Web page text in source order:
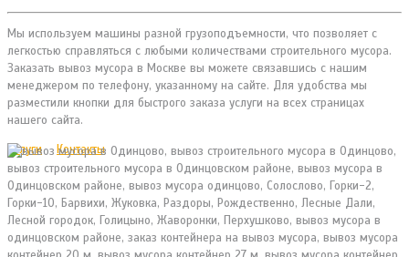
Мы используем машины разной грузоподъемности, что позволяет с
легкостью справляться с любыми количествами строительного мусора.
Заказать вывоз мусора в Москве вы можете связавшись с нашим
менеджером по телефону, указанному на сайте. Для удобства мы
разместили кнопки для быстрого заказа услуги на всех страницах
нашего сайта.
Услуги
Контакты